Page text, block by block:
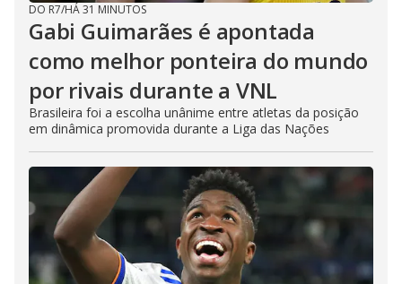
DO R7/HÁ 31 MINUTOS
Gabi Guimarães é apontada
como melhor ponteira do mundo
por rivais durante a VNL
Brasileira foi a escolha unânime entre atletas da posição
em dinâmica promovida durante a Liga das Nações